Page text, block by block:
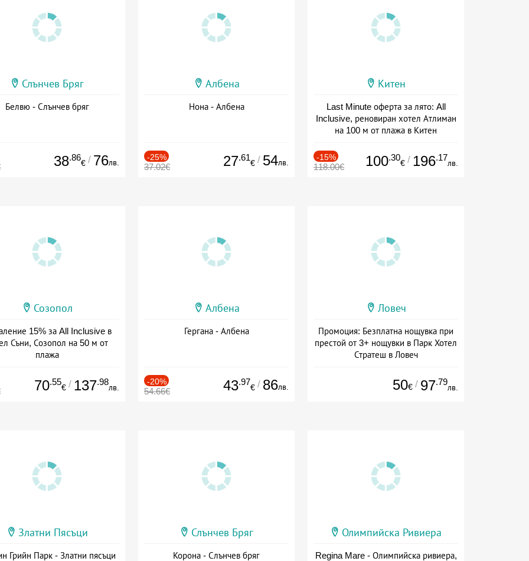
Слънчев Бряг
Белвю - Слънчев бряг
38.86
€ / 76лв.
Албена
Нона - Албена
-25%
37.02€ 27.61
€ / 54лв.
Китен
Last Minute оферта за лято: All
Inclusive, реновиран хотел Атлиман
на 100 м от плажа в Китен
-15%
118.00€ 100.30
€ / 196.17
лв.
Созопол
15% за All Inclusive в
Съни, Созопол на 50 м от
плажа
70.55
€ / 137.98
лв.
Албена
Гергана - Албена
-20%
54.66€ 43.97
€ / 86лв.
Ловеч
Промоция: Безплатна нощувка при
престой от 3+ нощувки в Парк Хотел
Стратеш в Ловеч
50€ / 97.79
лв.
Златни Пясъци
Грийн Парк - Златни пясъци
Слънчев Бряг
Корона - Слънчев бряг
Олимпийска Ривиера
Regina Mare - Олимпийска ривиера,